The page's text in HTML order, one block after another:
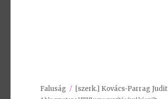
Faluság [szerk.] Kovács-Parrag Judit